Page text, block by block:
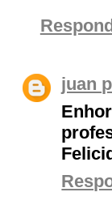
juan